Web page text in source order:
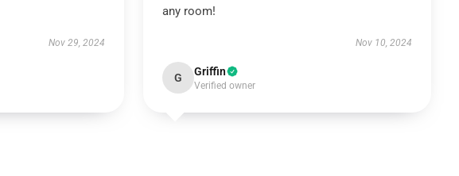
Nov 29, 2024
any room!
Nov 10, 2024
G Griffin
Verified owner